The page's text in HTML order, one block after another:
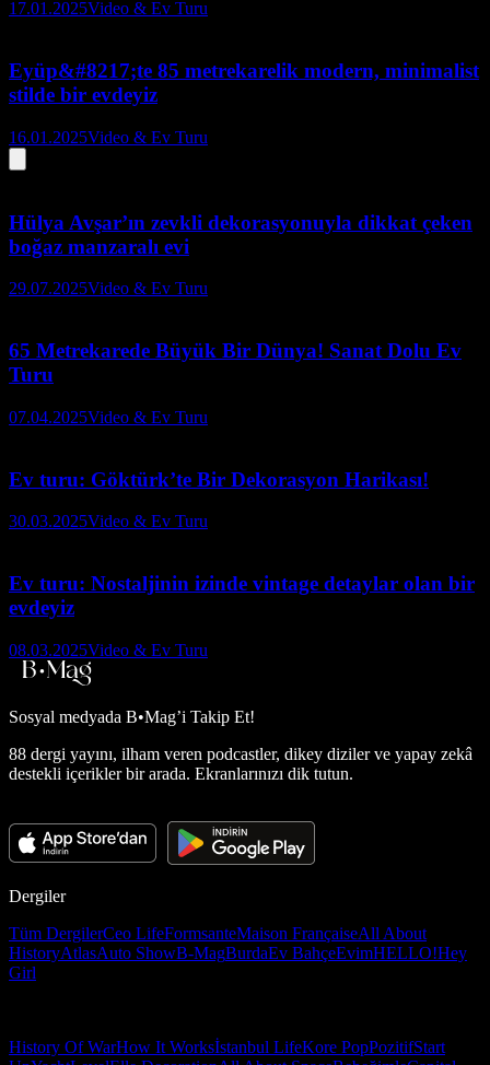
17.01.2025Video & Ev Turu
Eyüp&#8217;te 85 metrekarelik modern, minimalist
stilde bir evdeyiz
16.01.2025Video & Ev Turu
Hülya Avşar’ın zevkli dekorasyonuyla dikkat çeken
boğaz manzaralı evi
29.07.2025Video & Ev Turu
65 Metrekarede Büyük Bir Dünya! Sanat Dolu Ev
Turu
07.04.2025Video & Ev Turu
Ev turu: Göktürk’te Bir Dekorasyon Harikası!
30.03.2025Video & Ev Turu
Ev turu: Nostaljinin izinde vintage detaylar olan bir
evdeyiz
08.03.2025Video & Ev Turu
Sosyal medyada B•Mag’i Takip Et!
88 dergi yayını, ilham veren podcastler, dikey diziler ve yapay zekâ
destekli içerikler bir arada. Ekranlarınızı dik tutun.
Dergiler
Tüm DergilerCeo LifeFormsanteMaison FrançaiseAll About
HistoryAtlasAuto ShowB-MagBurdaEv BahçeEvimHELLO!Hey
Girl
History Of WarHow It Worksİstanbul LifeKore PopPozitifStart